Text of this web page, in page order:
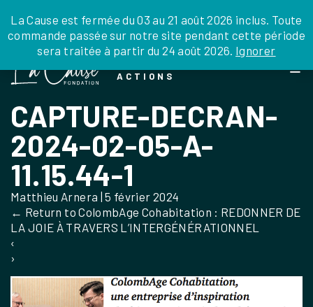
to
the
La Cause est fermée du 03 au 21 août 2026 inclus. Toute
commande passée sur notre site pendant cette période
sera traitée à partir du 24 août 2026. Ignorer
JE DONNE JE PARRAINE NOUS SOUTENIR
DEPUIS LA FRANCE
DEPUIS L’INTERNATIONAL
EN TANT QU’ORGANISATION
LEGS, LIBÉRALITÉS
0 ARTICLE
ACTIONS
CAPTURE-DECRAN-
2024-02-05-A-
11.15.44-1
Matthieu Arnera |5 février 2024
← Return to ColombAge Cohabitation : REDONNER DE
LA JOIE À TRAVERS L’INTERGÉNÉRATIONNEL
‹
›